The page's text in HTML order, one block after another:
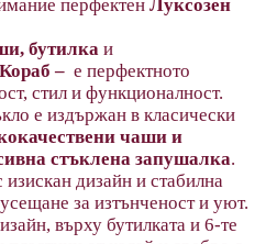
перфектен Луксозен
бутилка и
Кораб– е перфектното
стил и функционалност.
е издържан в класически
чаши и
стъклена запушалка.
дизайн и стабилна
за изтънченост и уют.
върху бутилката и 6-те